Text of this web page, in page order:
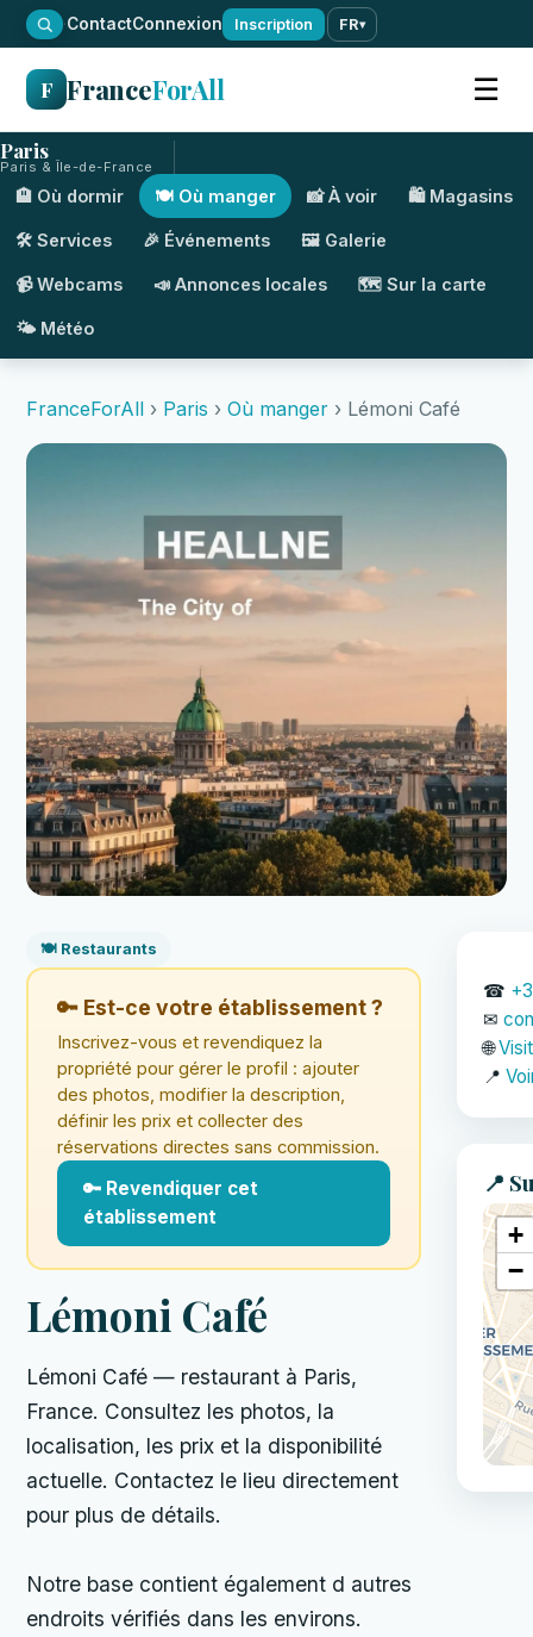
·ContactConnexion Inscription FR▾
F FranceForAll ☰
Paris
Paris & Île-de-France
🏨 Où dormir 🍽️ Où manger 📸 À voir 🛍️ Magasins
🛠️ Services 🎉 Événements 🖼️ Galerie
📹 Webcams 📣 Annonces locales 🗺️ Sur la carte
🌤️ Météo
FranceForAll › Paris › Où manger › Lémoni Café
🍽️ Restaurants
🔑 Est-ce votre établissement ?
Inscrivez-vous et revendiquez la
propriété pour gérer le profil : ajouter
des photos, modifier la description,
définir les prix et collecter des
réservations directes sans commission.
🔑 Revendiquer cet
établissement
Lémoni Café
Lémoni Café — restaurant à Paris,
France. Consultez les photos, la
localisation, les prix et la disponibilité
actuelle. Contactez le lieu directement
pour plus de détails.
Notre base contient également d autres
endroits vérifiés dans les environs.
☎
✉
🌐
📍
📍
+
−